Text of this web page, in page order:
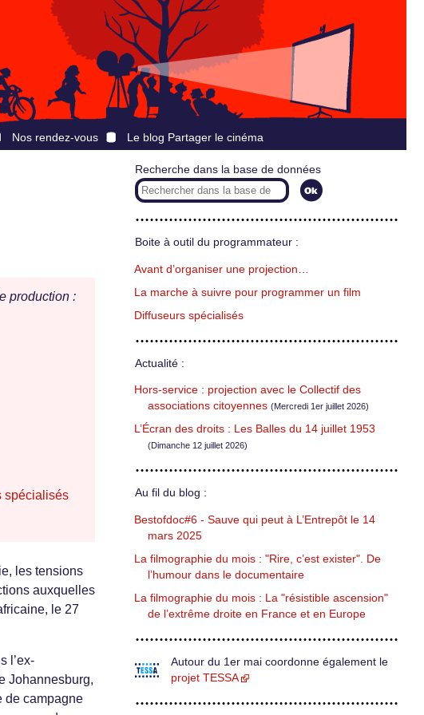
Nos rendez-vous Le blog Partager le cinéma
production :
spécialisés
les tensions
auxquelles
le 27
l’ex-
Johannesburg,
de campagne
Recherche dans la base de données
Boite à outil du programmateur :
Avant d’organiser une projection…
La marche à suivre pour programmer un film
Diffuseurs spécialisés
Actualité :
Hors-service : projection avec le Collectif des
associations citoyennes (Mercredi 1er juillet 2026)
L’Écran des droits : Les Balles du 14 juillet 1953
(Dimanche 12 juillet 2026)
Au fil du blog :
Bestofdoc#6 - Sauve qui peut à L’Entrepôt le 14
mars 2025
La filmographie du mois : "Rire, c’est exister". De
l’humour dans le documentaire
La filmographie du mois : La "résistible ascension"
de l’extrême droite en France et en Europe
Autour du 1er mai coordonne également le
projet TESSA